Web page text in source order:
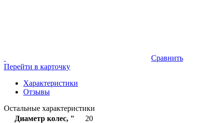
Сравнить
Перейти в карточку
Характеристики
Отзывы
Остальные характеристики
Диаметр колес, "
20